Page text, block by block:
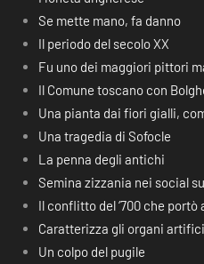
Se mette mano, fa danno
Il periodo del secolo XX
Fu uno dei maggiori pittori
Il Comune toscano con
Una pianta dai fiori gialli,
Una tragedia di Sofocle
La penna degli antichi
Semina zizzania nei social
Il conflitto del ‘700 che
Caratterizza gli organi
Un colpo del pugile